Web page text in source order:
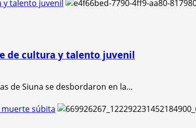
y talento juvenil
de cultura y talento juvenil
de Siuna se desbordaron en la...
muerte súbita